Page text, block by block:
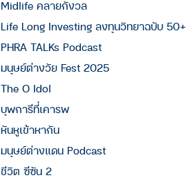
Midlife คลายกังวล
Life Long Investing ลงทุนวิทยาฉบับ 50+
PHRA TALKs Podcast
มนุษย์ต่างวัย Fest 2025
The O Idol
บุพการีที่เคารพ
หันหูเข้าหากัน
มนุษย์ต่างแดน Podcast
ชีวิต ซีซัน 2